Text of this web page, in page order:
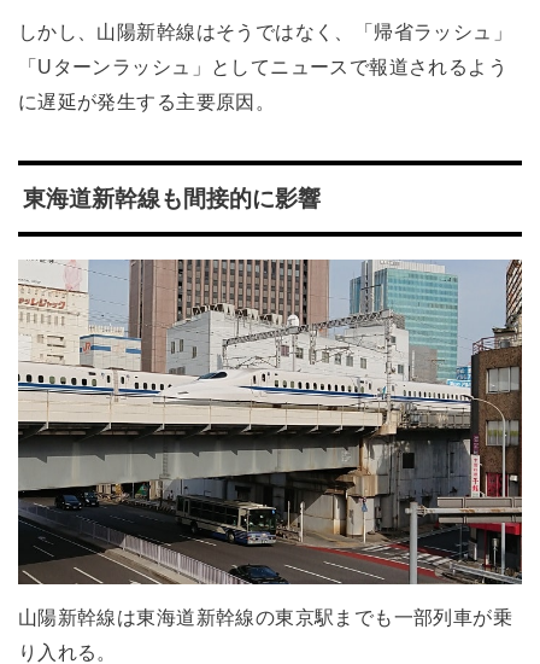
しかし、山陽新幹線はそうではなく、「帰省ラッシュ」
「Uターンラッシュ」としてニュースで報道されるよう
に遅延が発生する主要原因。
東海道新幹線も間接的に影響
山陽新幹線は東海道新幹線の東京駅までも一部列車が乗
り入れる。